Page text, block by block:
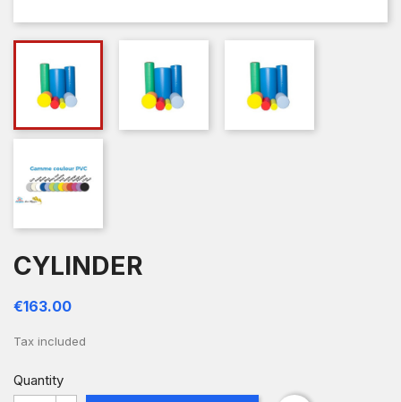
CYLINDER
€163.00
Tax included
Quantity